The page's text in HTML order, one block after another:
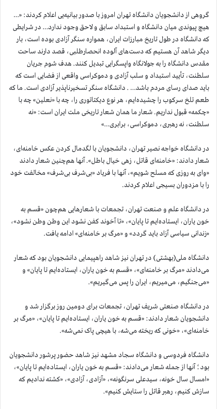
گروهی از دانشجویان دانشگاه تهران امروز با صدور بیانیه‌یی اعلام کردند: «…
هیچ پیوندی میان دانشگاه و استبداد سابق و لاحق وجود ندارد… در شرایطی
که دانشگاه در طول تاریخ مبارزات ایران، همواره سنگر آزادی بوده است، بار
دیگر شاهد آن هستیم که دست‌های آلوده انحصارطلبی، قصد دارند ساحت
مقدس دانشگاه را به جولانگاه واپسگرایی تبدیل کنند. هدف شوم جریان
سلطنت، تأیید استبداد و سلب آزادی و دموکراسی واقعی از فضایی است که
باید صدای رسای مردم باشد… . دانشگاه سنگر تسخیرناپذیر آزادی است. ما که
طعم تلخ سرکوب را چشیده‌ایم، هر نوع دیکتاتوری را، چه با «نعلین» چه با
«چکمه» قبول نداریم. شعار ما همان شعار تاریخی ملت ایران است: «نه
سلطنت، نه رهبری، دموکراسی، برابری…»
در دانشگاه خواجه نصیر تهران، دانشجویان با لگدمال کردن عکس خامنه‌ای،
شعار دادند: «خامنه‌ای قاتل، زهی خیال باطل». آنها هم‌چنین شعار دادند
«وای به روزی که مسلح شویم»، آنها با فریاد «بی‌شرف بی‌شرف» مخالفت خود
را با مزدوران بسیجی اعلام کردند.
در دانشگاه علم و صنعت تهران، تجمعات با شعارهایی هم‌چون «قسم به
خون یاران، ایستاده‌ایم تا پایان»، «تا آخوند کفن نشود این وطن وطن نشود»،
«زندانی سیاسی آزاد باید گردد» و «مرگ بر خامنه‌ای» ادامه یافت.
دانشگاه ملی(بهشتی) در تهران نیز شاهد راهپیمایی دانشجویان بود که شعار
می‌دادند «مرگ بر خامنه‌ای»، «قسم به خون یاران، ایستاده‌ایم تا پایان» و
«می‌جنگیم، می‌میریم، ایران را پس می‌گیریم».
در دانشگاه صنعتی شریف تهران، تجمعات برای دومین روز برگزار شد و
دانشجویان شعار دادند: «قسم به خون یاران، ایستاده‌ایم تا پایان»، «مرگ بر
خامنه‌ای»، «خونی که ریخته می‌شه، با هیچی پاک نمی‌شه».
دانشگاه فردوسی و دانشگاه سجاد مشهد نیز شاهد حضور پرشور دانشجویان
بود؛ آنها از جمله شعار می‌دادند: «قسم به خون یاران، ایستاده‌ایم تا پایان»،
«امسال سال خونه، سیدعلی سرنگونه»، «آزادی، آزادی»، «کشته ندادیم که
سازش کنیم، رهبر قاتل را ستایش کنیم».